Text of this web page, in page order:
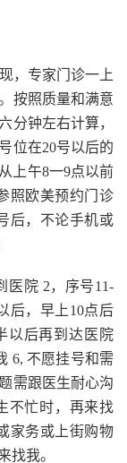
，专家门诊一上
按照质量和满意
分钟左右计算，
位在20号以后的
上午8一9点以前
照欧美预约门诊
后，不论手机或
医院 2，序号11-
后，早上10点后
以后再到达医院
6, 不愿挂号和需
需跟医生耐心沟
不忙时，再来找
家务或上街购物
找我。